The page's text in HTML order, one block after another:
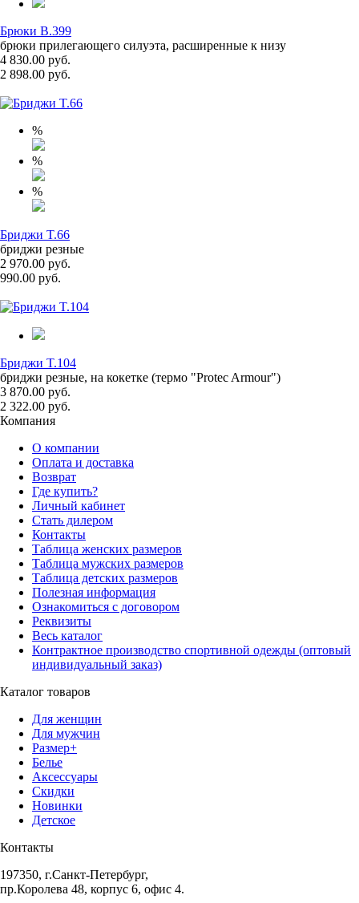
Брюки B.399
брюки прилегающего силуэта, расширенные к низу
4 830.00 руб.
2 898.00 руб.
%
%
%
Бриджи T.66
бриджи резные
2 970.00 руб.
990.00 руб.
Бриджи T.104
бриджи резные, на кокетке (термо "Protec Armour")
3 870.00 руб.
2 322.00 руб.
Компания
О компании
Оплата и доставка
Возврат
Где купить?
Личный кабинет
Стать дилером
Контакты
Таблица женских размеров
Таблица мужских размеров
Таблица детских размеров
Полезная информация
Ознакомиться с договором
Реквизиты
Весь каталог
Контрактное производство спортивной одежды (оптовый
индивидуальный заказ)
Каталог товаров
Для женщин
Для мужчин
Размер+
Белье
Аксессуары
Скидки
Новинки
Детское
Контакты
197350, г.Санкт-Петербург,
пр.Королева 48, корпус 6, офис 4.